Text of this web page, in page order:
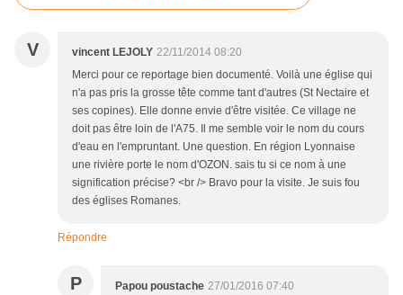
V vincent LEJOLY 22/11/2014 08:20
Merci pour ce reportage bien documenté. Voilà une église qui
n'a pas pris la grosse tête comme tant d'autres (St Nectaire et
ses copines). Elle donne envie d'être visitée. Ce village ne
doit pas être loin de l'A75. Il me semble voir le nom du cours
d'eau en l'empruntant. Une question. En région Lyonnaise
une rivière porte le nom d'OZON. sais tu si ce nom à une
signification précise? <br /> Bravo pour la visite. Je suis fou
des églises Romanes.
Répondre
P Papou poustache 27/01/2016 07:40